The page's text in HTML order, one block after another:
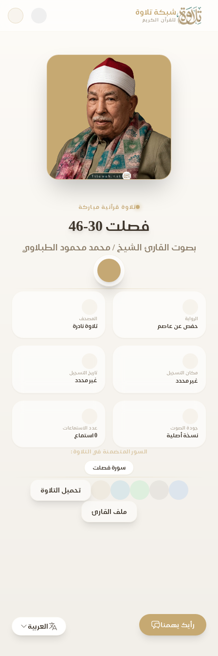
شبكة تلاوة
للقرآن الكريم
تلاوة قرآنية مباركة
فصلت 30-46
بصوت القارئ الشيخ / محمد محمود الطبلاوي
الرواية
حفص عن عاصم
المصحف
تلاوة نادرة
مكان التسجيل
غير محدد
تاريخ التسجيل
غير محدد
جودة الصوت
نسخة أصلية
عدد الاستماعات
0 استماع
السور المتضمنة في التلاوة:
سورة فصلت
تحميل التلاوة
ملف القارئ
العربية رأيك يهمنا